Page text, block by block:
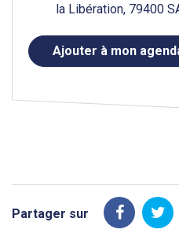
la Libération, 79400
Ajouter à mon
Partager sur
Partager